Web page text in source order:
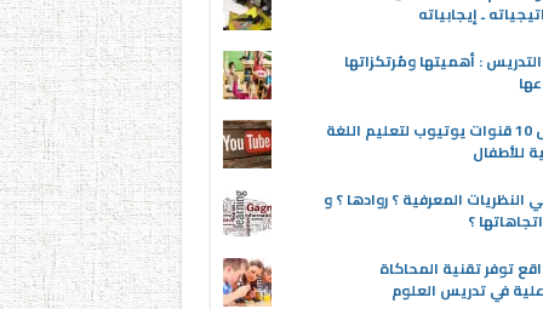
ـ إيجابياته
: أهميتها ومُرتكزاتها
أفضل 10 قنوات يوتيوب لتعليم اللغة
للأطفال
النظريات المعرفية ؟ روادها ؟ و
؟
توفر تقنية المحاكاة
في تدريس العلوم